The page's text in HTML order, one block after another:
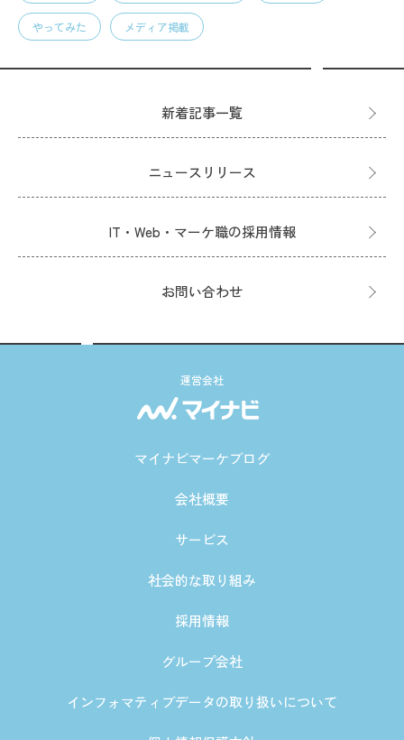
やってみた メディア掲載
新着記事一覧
ニュースリリース
IT・Web・マーケ職の採用情報
お問い合わせ
運営会社
マイナビマーケブログ
会社概要
サービス
社会的な取り組み
採用情報
グループ会社
インフォマティブデータの取り扱いについて